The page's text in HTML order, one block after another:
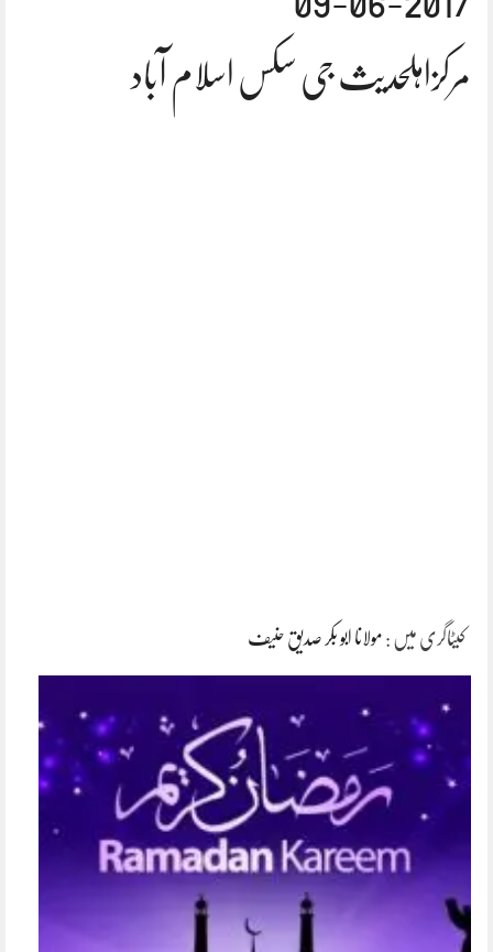
مرکزاہلحدیث جی سکس اسلام آباد
کیٹاگری میں : مولانا ابو بکر صدیق حنیف